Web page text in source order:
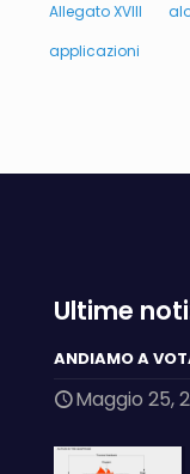
Allegato XVIII
applicazioni
Ultime
ANDIAMO A
Maggio 25,